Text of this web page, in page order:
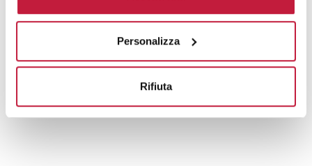
Personalizza
Rifiuta